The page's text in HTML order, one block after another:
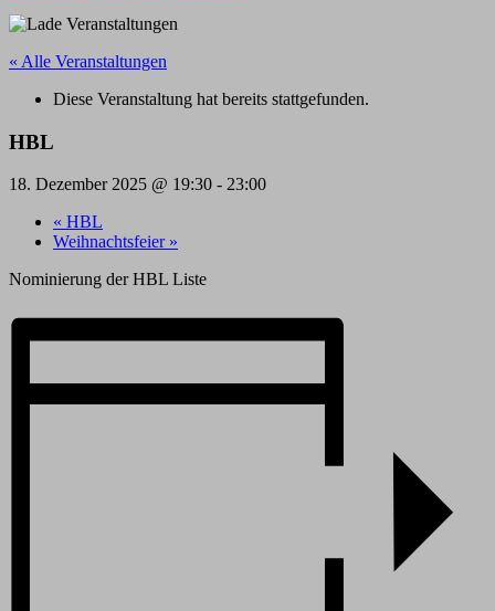
« Alle Veranstaltungen
Diese Veranstaltung hat bereits stattgefunden.
HBL
18. Dezember 2025 @ 19:30 - 23:00
« HBL
Weihnachtsfeier »
Nominierung der HBL Liste